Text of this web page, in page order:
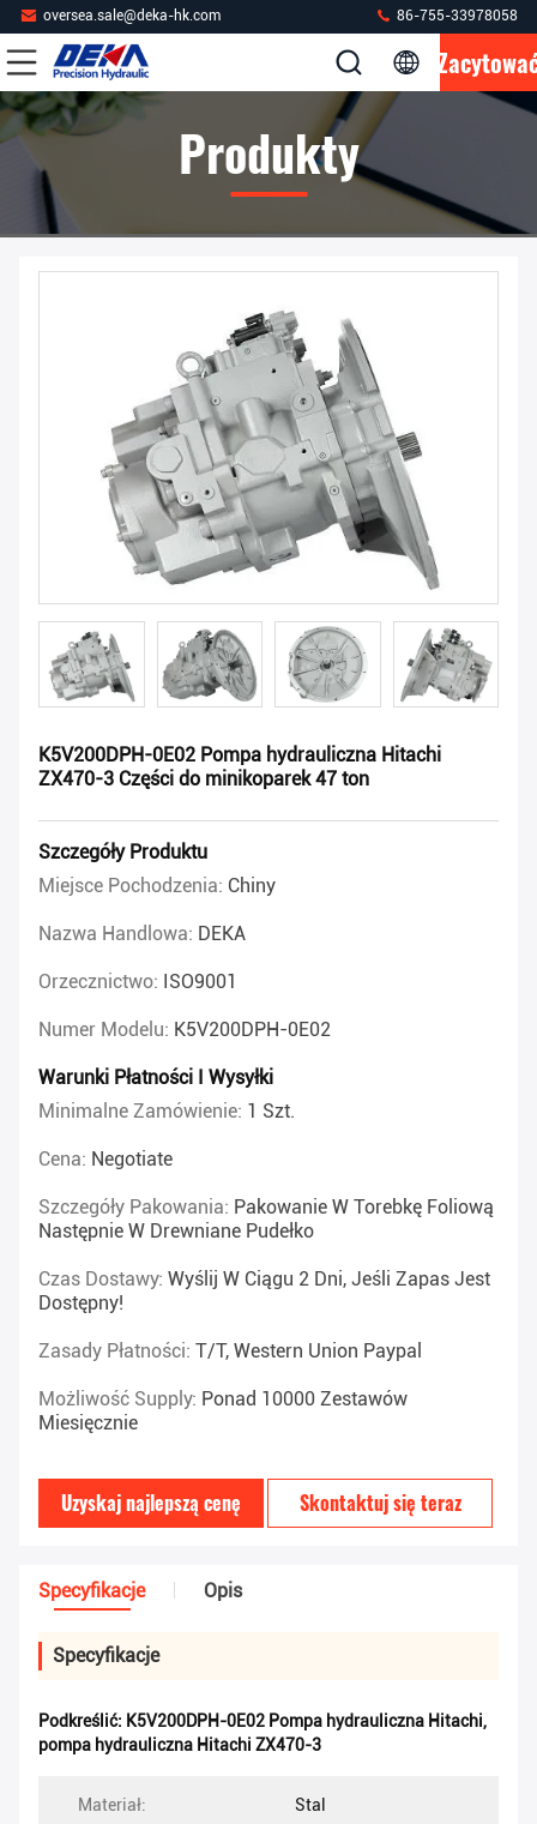
oversea.sale@deka-hk.com 86-755-33978058
Produkty
K5V200DPH-0E02 Pompa hydrauliczna Hitachi
ZX470-3 Części do minikoparek 47 ton
Szczegóły Produktu
Miejsce Pochodzenia: Chiny
Nazwa Handlowa: DEKA
Orzecznictwo: ISO9001
Numer Modelu: K5V200DPH-0E02
Warunki Płatności I Wysyłki
Minimalne Zamówienie: 1 Szt.
Cena: Negotiate
Szczegóły Pakowania: Pakowanie W Torebkę Foliową
Następnie W Drewniane Pudełko
Czas Dostawy: Wyślij W Ciągu 2 Dni, Jeśli Zapas Jest
Dostępny!
Zasady Płatności: T/T, Western Union Paypal
Możliwość Supply: Ponad 10000 Zestawów
Miesięcznie
Uzyskaj najlepszą cenę Skontaktuj się teraz
Specyfikacje Opis
Specyfikacje
Podkreślić: K5V200DPH-0E02 Pompa hydrauliczna Hitachi,
pompa hydrauliczna Hitachi ZX470-3
Materiał: Stal